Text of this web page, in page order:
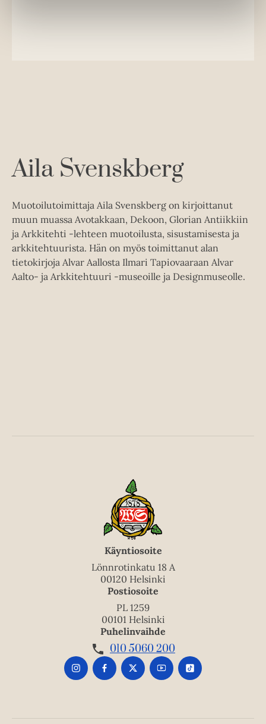
Aila Svenskberg
Muotoilutoimittaja Aila Svenskberg on kirjoittanut
muun muassa Avotakkaan, Dekoon, Glorian Antiikkiin
ja Arkkitehti -lehteen muotoilusta, sisustamisesta ja
arkkitehtuurista. Hän on myös toimittanut alan
tietokirjoja Alvar Aallosta Ilmari Tapiovaaraan Alvar
Aalto- ja Arkkitehtuuri -museoille ja Designmuseolle.
Käyntiosoite
Lönnrotinkatu 18 A
00120 Helsinki
Postiosoite
PL 1259
00101 Helsinki
Puhelinvaihde
010 5060 200